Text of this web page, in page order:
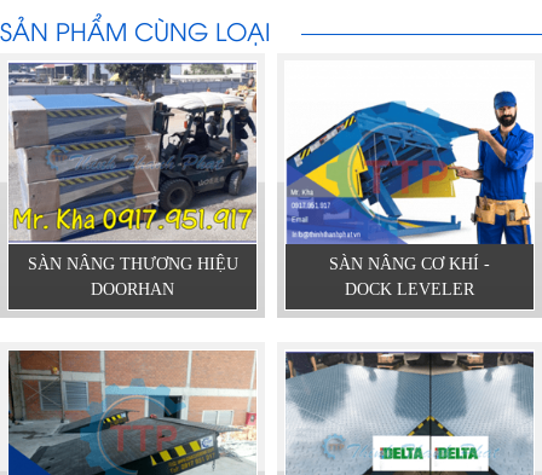
SẢN PHẨM CÙNG LOẠI
SÀN NÂNG THƯƠNG HIỆU
DOORHAN
SÀN NÂNG CƠ KHÍ -
DOCK LEVELER